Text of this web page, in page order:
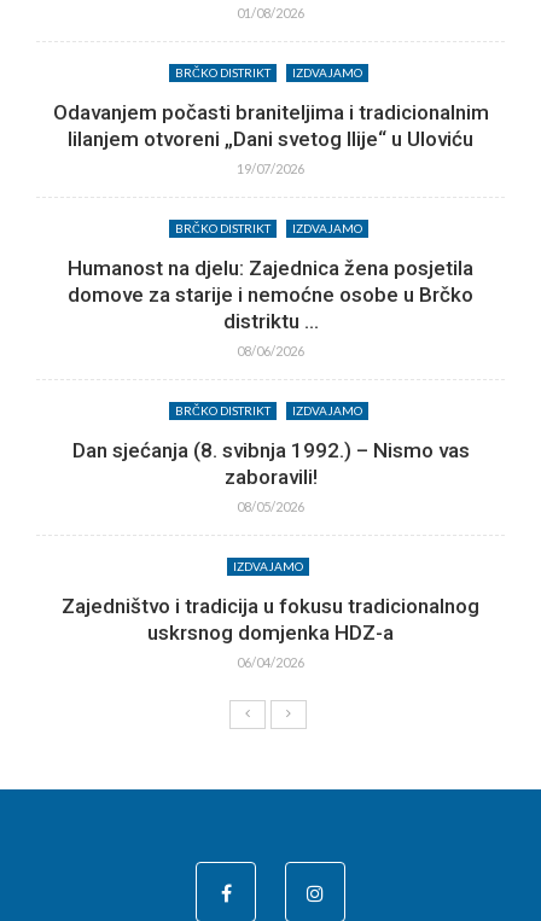
01/08/2026
BRČKO DISTRIKT IZDVAJAMO
Odavanjem počasti braniteljima i tradicionalnim
lilanjem otvoreni „Dani svetog Ilije“ u Uloviću
19/07/2026
BRČKO DISTRIKT IZDVAJAMO
Humanost na djelu: Zajednica žena posjetila
domove za starije i nemoćne osobe u Brčko
distriktu ...
08/06/2026
BRČKO DISTRIKT IZDVAJAMO
Dan sjećanja (8. svibnja 1992.) – Nismo vas
zaboravili!
08/05/2026
IZDVAJAMO
Zajedništvo i tradicija u fokusu tradicionalnog
uskrsnog domjenka HDZ-a
06/04/2026